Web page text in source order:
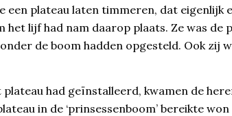
een plateau laten timmeren, dat eigenlijk
het lijf had nam daarop plaats. Ze was de
de boom hadden opgesteld. Ook zij
had geïnstalleerd, kwamen de
in de ‘prinsessenboom’ bereikte